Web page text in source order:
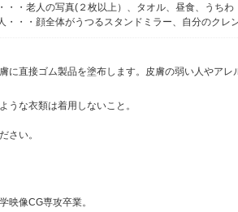
・・老人の写真(２枚以上）、タオル、昼食、うちわ
・・・顔全体がうつるスタンドミラー、自分のクレ
に直接ゴム製品を塗布します。皮膚の弱い人やア
うな衣類は着用しないこと。
さい。
映像CG専攻卒業。